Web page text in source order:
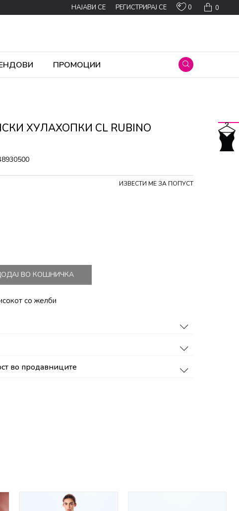
0
0
НАЈАВИ СЕ РЕГИСТРИРАЈ СЕ
ПРОМОЦИИ
ХУЛАХОПКИ CL RUBINO
ИЗВЕСТИ МЕ ЗА ПОПУСТ
ВО КОШНИЧКА
со желби
во продавниците